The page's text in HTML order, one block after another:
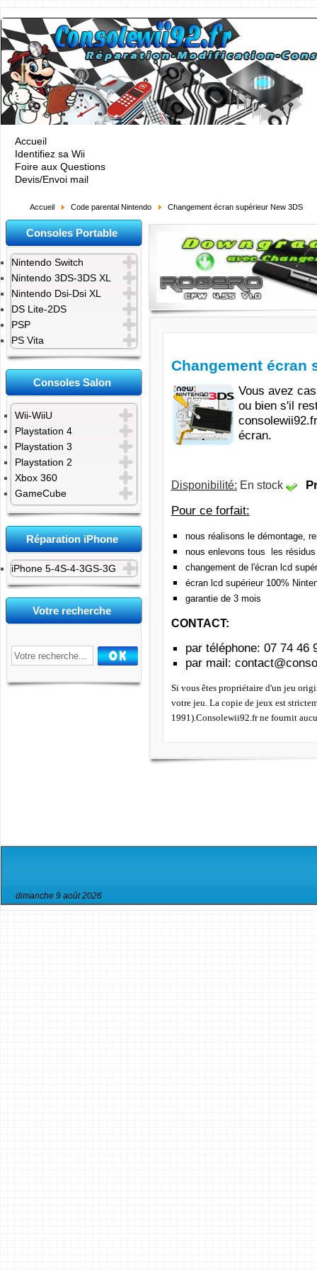
Accueil
Identifiez sa Wii
Foire aux Questions
Devis/Envoi mail
Accueil Code parental Nintendo Changement écran supérieur New 3DS
Consoles Portable
Nintendo Switch
Nintendo 3DS-3DS XL
Nintendo Dsi-Dsi XL
DS Lite-2DS
PSP
PS Vita
Consoles Salon
Wii-WiiU
Playstation 4
Playstation 3
Playstation 2
Xbox 360
GameCube
Réparation iPhone
iPhone 5-4S-4-3GS-3G
Votre recherche
Changement écran
Vous avez
ou bien s'il
écran.
Disponibilité: En stock
Pour ce forfait:
nous réalisons le démontage,
nous enlevons tous les
changement de l'écran lcd
écran lcd supérieur 100%
garantie de 3 mois
CONTACT:
par téléphone: 07 74 46
par mail:
Si vous êtes propriétaire d'un jeu
votre jeu. La copie de jeux est
1991).Consolewii92.fr ne fournit
dimanche 9 août 2026